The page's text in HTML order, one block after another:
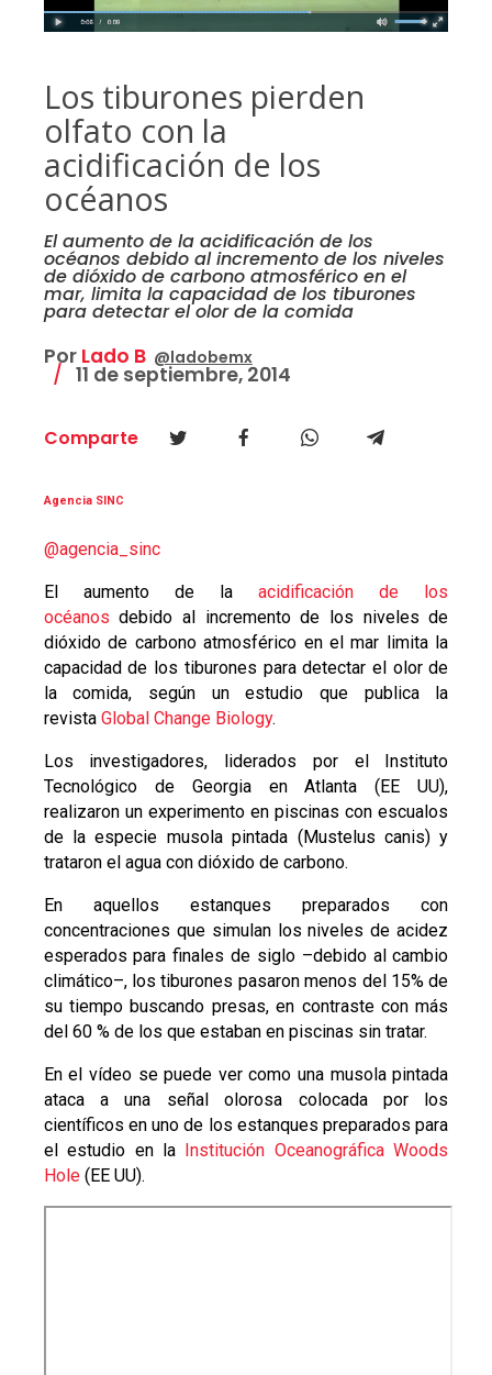
Los tiburones pierden
olfato con la
acidificación de los
océanos
El aumento de la acidificación de los
océanos debido al incremento de los niveles
de dióxido de carbono atmosférico en el
mar, limita la capacidad de los tiburones
para detectar el olor de la comida
Por Lado B @ladobemx
11 de septiembre, 2014
Comparte
Agencia SINC
@agencia_sinc
El aumento de laacidificación de los
océanos debido al incremento de los niveles de
dióxido de carbono atmosférico en el mar limita la
capacidad de los tiburones para detectar el olor de
la comida, según un estudio que publica la
revista Global Change Biology.
Los investigadores, liderados por el Instituto
Tecnológico de Georgia en Atlanta (EE UU),
realizaron un experimento en piscinas con escualos
de la especie musola pintada (Mustelus canis) y
trataron el agua con dióxido de carbono.
En aquellos estanques preparados con
concentraciones que simulan los niveles de acidez
esperados para finales de siglo –debido al cambio
climático–, los tiburones pasaron menos del 15% de
su tiempo buscando presas, en contraste con más
del 60 % de los que estaban en piscinas sin tratar.
En el vídeo se puede ver como una musola pintada
ataca a una señal olorosa colocada por los
científicos en uno de los estanques preparados para
el estudio en la
Institución Oceanográfica Woods
Hole(EE UU).